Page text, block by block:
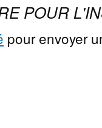
POUR
pour envoyer